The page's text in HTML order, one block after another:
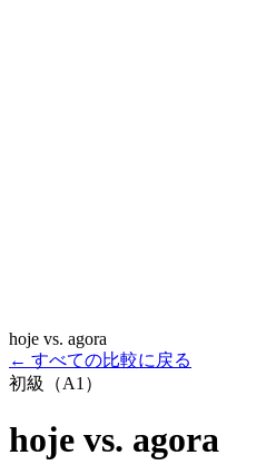
hoje vs. agora
← すべての比較に戻る
初級（A1）
hoje vs. agora